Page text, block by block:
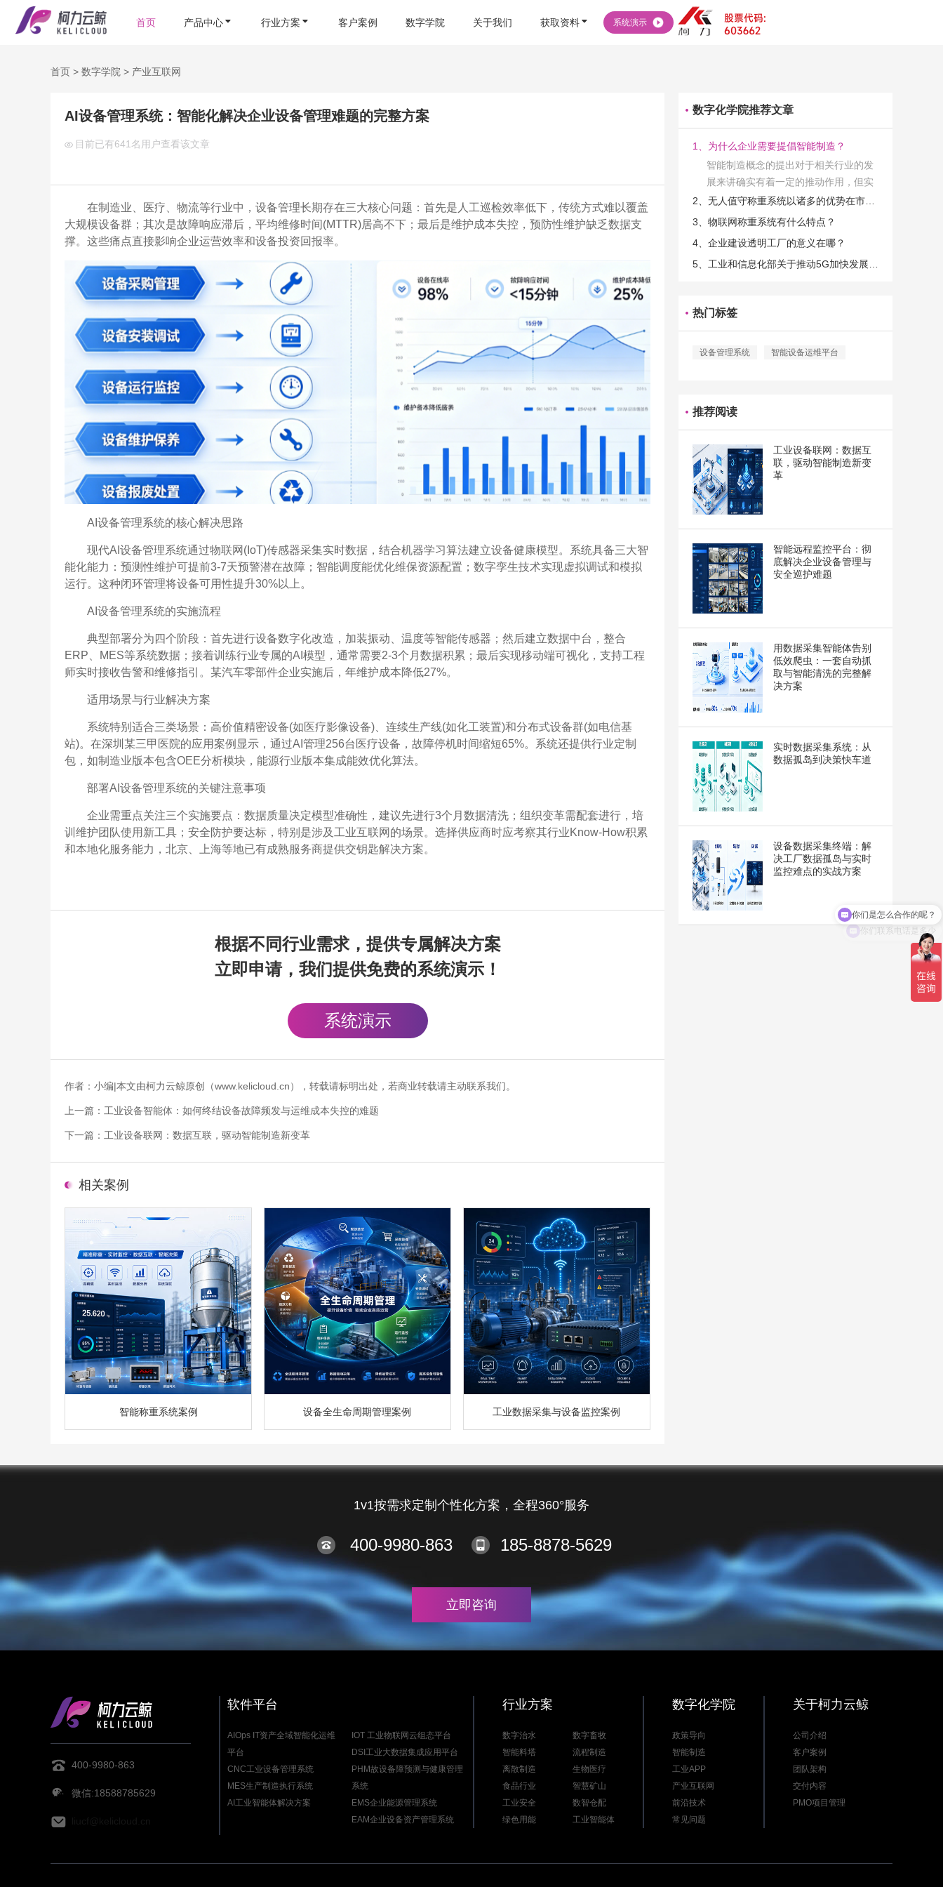
首页 产品中心 行业方案 客户案例 数字学院 关于我们 获取资料 系统演示
首页 > 数字学院 > 产业互联网
AI设备管理系统：智能化解决企业设备管理难题的完整方案
目前已有641名用户查看该文章
在制造业、医疗、物流等行业中，设备管理长期存在三大核心问题：首先是人工巡检效率低下，传统方式难以覆盖
大规模设备群；其次是故障响应滞后，平均维修时间(MTTR)居高不下；最后是维护成本失控，预防性维护缺乏数据支
撑。这些痛点直接影响企业运营效率和设备投资回报率。
AI设备管理系统的核心解决思路
现代AI设备管理系统通过物联网(IoT)传感器采集实时数据，结合机器学习算法建立设备健康模型。系统具备三大智
能化能力：预测性维护可提前3-7天预警潜在故障；智能调度能优化维保资源配置；数字孪生技术实现虚拟调试和模拟
运行。这种闭环管理将设备可用性提升30%以上。
AI设备管理系统的实施流程
典型部署分为四个阶段：首先进行设备数字化改造，加装振动、温度等智能传感器；然后建立数据中台，整合
ERP、MES等系统数据；接着训练行业专属的AI模型，通常需要2-3个月数据积累；最后实现移动端可视化，支持工程
师实时接收告警和维修指引。某汽车零部件企业实施后，年维护成本降低27%。
适用场景与行业解决方案
系统特别适合三类场景：高价值精密设备(如医疗影像设备)、连续生产线(如化工装置)和分布式设备群(如电信基
站)。在深圳某三甲医院的应用案例显示，通过AI管理256台医疗设备，故障停机时间缩短65%。系统还提供行业定制
包，如制造业版本包含OEE分析模块，能源行业版本集成能效优化算法。
部署AI设备管理系统的关键注意事项
企业需重点关注三个实施要点：数据质量决定模型准确性，建议先进行3个月数据清洗；组织变革需配套进行，培
训维护团队使用新工具；安全防护要达标，特别是涉及工业互联网的场景。选择供应商时应考察其行业Know-How积累
和本地化服务能力，北京、上海等地已有成熟服务商提供交钥匙解决方案。
根据不同行业需求，提供专属解决方案
立即申请，我们提供免费的系统演示！
系统演示
作者：小编|本文由柯力云鲸原创（www.kelicloud.cn），转载请标明出处，若商业转载请主动联系我们。
上一篇： 工业设备智能体：如何终结设备故障频发与运维成本失控的难题
下一篇： 工业设备联网：数据互联，驱动智能制造新变革
相关案例
智能称重系统案例 设备全生命周期管理案例 工业数据采集与设备监控案例
数字化学院推荐文章
1、为什么企业需要提倡智能制造？
智能制造概念的提出对于相关行业的发
展来讲确实有着一定的推动作用，但实
际上在工业发展的过程当中，能够推动
相关产业发展的具体结束是非常的多
3、物联网称重系统有什么特点？
4、企业建设透明工厂的意义在哪？
热门标签
设备管理系统 智能设备运维平台
推荐阅读
工业设备联网：数据互
联，驱动智能制造新变
革
智能远程监控平台：彻
底解决企业设备管理与
安全巡护难题
用数据采集智能体告别
低效爬虫：一套自动抓
取与智能清洗的完整解
决方案
实时数据采集系统：从
数据孤岛到决策快车道
设备数据采集终端：解
决工厂数据孤岛与实时
监控难点的实战方案
1v1按需求定制个性化方案，全程360°服务
400-9980-863 185-8878-5629
立即咨询
400-9980-863
微信:18588785629
软件平台
IOT 工业物联网云组态平台
AIOps IT资产全域智能化运维
平台
DSI工业大数据集成应用平台
CNC工业设备管理系统
PHM故设备障预测与健康管理
系统
MES生产制造执行系统
EMS企业能源管理系统
AI工业智能体解决方案
EAM企业设备资产管理系统
行业方案
数字治水
数字畜牧
智能料塔
流程制造
离散制造
生物医疗
食品行业
智慧矿山
工业安全
数智仓配
绿色用能
工业智能体
数字化学院
政策导向
智能制造
工业APP
产业互联网
前沿技术
常见问题
关于柯力云鲸
公司介绍
客户案例
团队架构
交付内容
PMO项目管理
你们联系电话是多少